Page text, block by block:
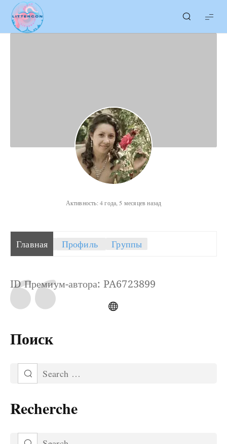
LITTERcon
Активность: 4 года, 5 месяцев назад
Главная Профиль Группы
ID Премиум-автора: PA6723899
Поиск
Recherche